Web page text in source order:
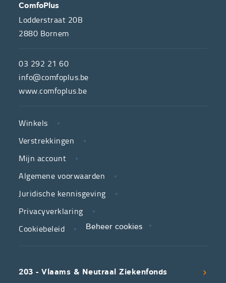
OVER
ONS
de
hulpmiddelenwinkel
van
neutrale
ziekenfondsen,
is
partner
in
zorg.
We
voorwaarden
CONTACT
ComfoPlus
Lodderstraat 20B
2880 Bornem
03 292 21 60
info@comfoplus.be
www.comfoplus.be
LINKS
Winkels
Verstrekkingen
Mijn account
Algemene voorwaarden
Juridische kennisgeving
Privacyverklaring
Cookiebeleid
Beheer cookies
203 - Vlaams & Neutraal Ziekenfonds